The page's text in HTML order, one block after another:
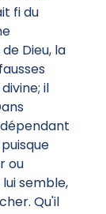
fi du
Dieu, la
il
ou
semble,
Qu'il